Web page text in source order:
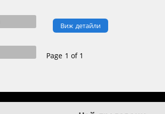
Виж детайли
Page 1 of 1